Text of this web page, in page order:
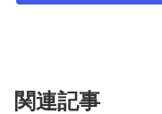
関連記事